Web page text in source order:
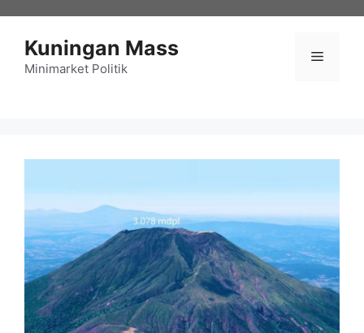
Kuningan Mass
Minimarket Politik
Menu